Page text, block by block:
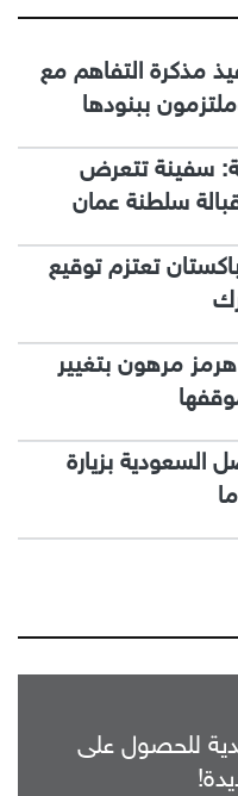
مذكرة التفاهم مع
ببنودها
سفينة تتعرض
سلطنة عمان
تعتزم توقيع
مرهون بتغيير
السعودية بزيارة
للحصول على